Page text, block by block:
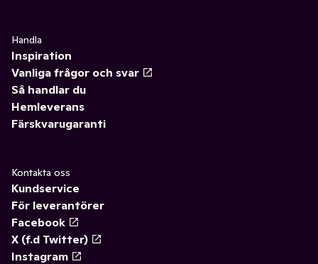
Handla
Inspiration
Vanliga frågor och svar
Så handlar du
Hemleverans
Färskvarugaranti
Kontakta oss
Kundservice
För leverantörer
Facebook
X (f.d Twitter)
Instagram